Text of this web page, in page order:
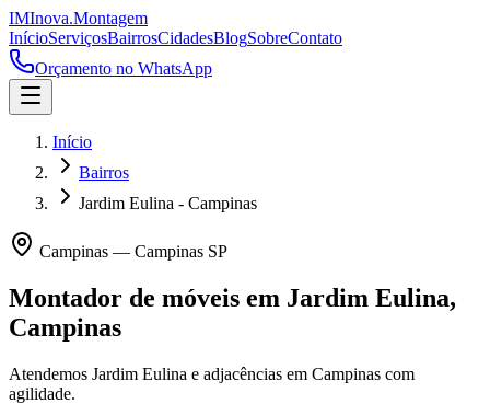
IMInova.Montagem
InícioServiçosBairrosCidadesBlogSobreContato
Orçamento no WhatsApp
Início
Bairros
Jardim Eulina - Campinas
Campinas — Campinas SP
Montador de móveis em Jardim Eulina,
Campinas
Atendemos Jardim Eulina e adjacências em Campinas com
agilidade.